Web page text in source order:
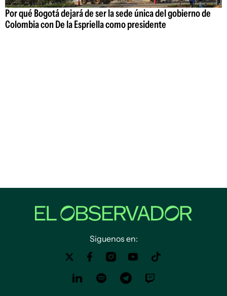
Por qué Bogotá dejará de ser la sede única del gobierno de
Colombia con De la Espriella como presidente
Siguenos en: